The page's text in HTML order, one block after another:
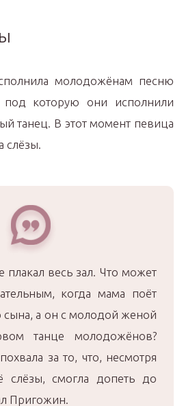
молодожёнам песню
которую они исполнили
танец. В этот момент певица
слёзы.
плакал весь зал. Что может
когда мама поёт
сына, а он с молодой женой
танце молодожёнов?
за то, что, несмотря
смогла допеть до
Пригожин.